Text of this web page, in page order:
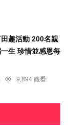
趣活動 200名親
生 珍惜並感恩每
9,894 觀看